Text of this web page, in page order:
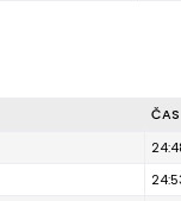
ČAS